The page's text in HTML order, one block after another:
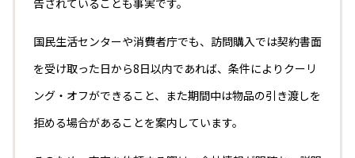
国民生活センターや消費者庁でも、訪問購入では契約書面
を受け取った日から8日以内であれば、条件によりクーリ
ング・オフができること、また期間中は物品の引き渡しを
拒める場合があることを案内しています。